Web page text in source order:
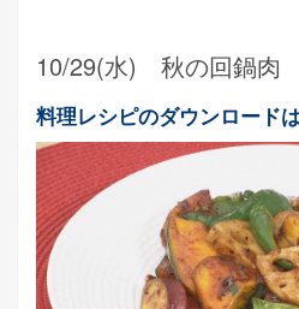
10/29(水) 秋の回鍋肉
料理レシピのダウンロード